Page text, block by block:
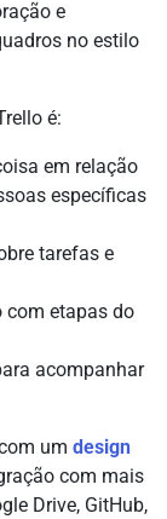
e
no estilo
é:
em relação
específicas
tarefas e
com etapas do
acompanhar
um design
com mais
Drive, GitHub,